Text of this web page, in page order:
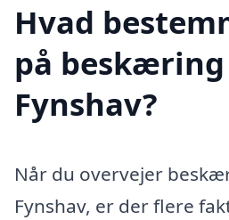
Hvad
på
Fynshav?
Når du overvejer
Fynshav, er der flere